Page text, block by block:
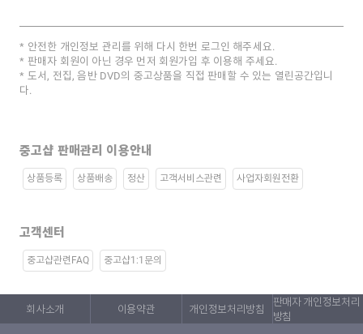
안전한 개인정보 관리를 위해 다시 한번 로그인 해주세요.
판매자 회원이 아닌 경우 먼저 회원가입 후 이용해 주세요.
도서, 전집, 음반 DVD의 중고상품을 직접 판매할 수 있는 열린공간입니
다.
중고샵 판매관리 이용안내
상품등록 상품배송 정산 고객서비스관련 사업자회원전환
고객센터
중고샵관련FAQ 중고샵1:1문의
회사소개 이용약관 개인정보처리방침
판매자 개인정보처리
방침